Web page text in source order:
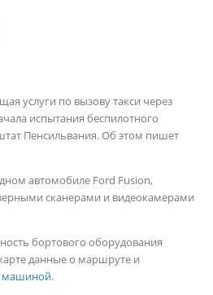
услуги по вызову такси через
испытания беспилотного
Пенсильвания. Об этом пишет
автомобиле Ford Fusion,
сканерами и видеокамерами
бортового оборудования
данные о маршруте и
машиной.